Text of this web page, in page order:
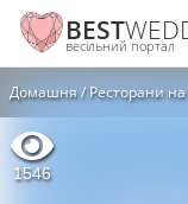
BEST
весільний портал
Домашня Ресторани на
1546